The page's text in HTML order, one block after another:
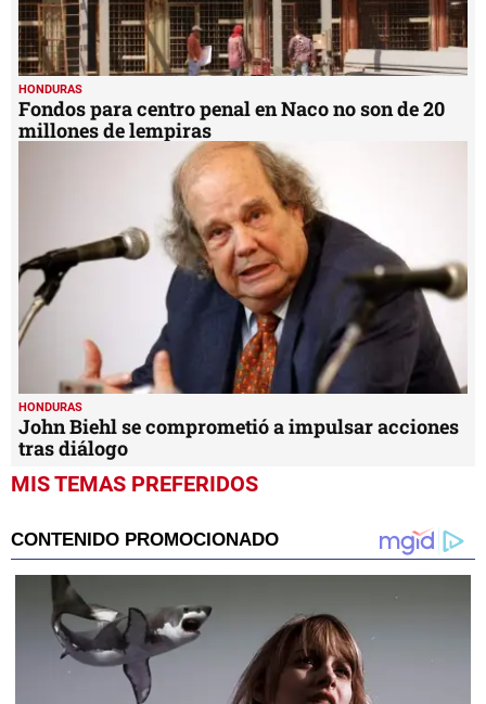
HONDURAS
Fondos para centro penal en Naco no son de 20
millones de lempiras
HONDURAS
John Biehl se comprometió a impulsar acciones
tras diálogo
MIS TEMAS PREFERIDOS